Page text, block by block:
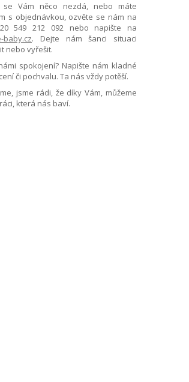
se Vám něco nezdá, nebo máte
s objednávkou, ozvěte se nám na
549 212 092nebo napište na
baby.cz. Dejte nám šanci situaci
nebo vyřešit.
spokojení? Napište nám kladné
či pochvalu. Ta nás vždy potěší.
jsme rádi, že díky Vám, můžeme
která nás baví.